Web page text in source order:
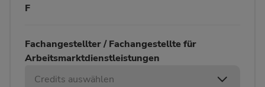
F
Fachangestellter / Fachangestellte für
Arbeitsmarktdienstleistungen
Credits auswählen